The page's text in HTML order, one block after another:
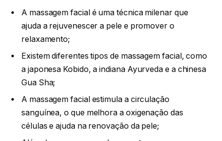
A massagem facial é uma técnica milenar que
ajuda a rejuvenescer a pele e promover o
relaxamento;
Existem diferentes tipos de massagem facial, como
a japonesa Kobido, a indiana Ayurveda e a chinesa
Gua Sha;
A massagem facial estimula a circulação
sanguínea, o que melhora a oxigenação das
células e ajuda na renovação da pele;